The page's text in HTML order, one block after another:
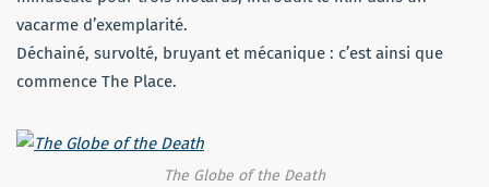
vacarme d’exemplarité.
Déchainé, survolté, bruyant et mécanique : c’est ainsi que
commence The Place.
The Globe of the Death